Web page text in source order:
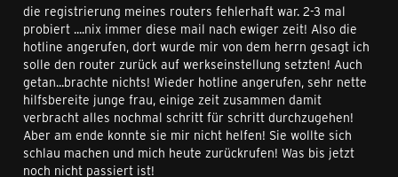
die registrierung meines routers fehlerhaft war. 2-3 mal
probiert ....nix immer diese mail nach ewiger zeit! Also die
hotline angerufen, dort wurde mir von dem herrn gesagt ich
solle den router zurück auf werkseinstellung setzten! Auch
getan...brachte nichts! Wieder hotline angerufen, sehr nette
hilfsbereite junge frau, einige zeit zusammen damit
verbracht alles nochmal schritt für schritt durchzugehen!
Aber am ende konnte sie mir nicht helfen! Sie wollte sich
schlau machen und mich heute zurückrufen! Was bis jetzt
noch nicht passiert ist!